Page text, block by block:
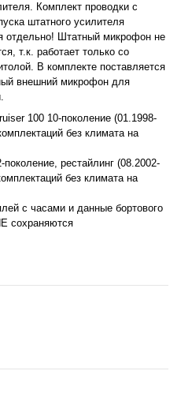
Комплект проводки с
штатного усилителя
отдельно! Штатный микрофон не
т.к. работает только со
В комплекте поставляется
внешний микрофон для
100 10-поколение (01.1998-
без климата на
поколение, рестайлинг (08.2002-
без климата на
с часами и данные бортового
сохраняются